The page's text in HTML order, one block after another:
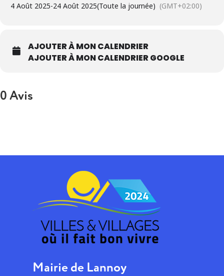
4 Août 2025-24 Août 2025(Toute la journée) (GMT+02:00)
AJOUTER À MON CALENDRIER
AJOUTER À MON CALENDRIER GOOGLE
0 Avis
Mairie de Lannoy